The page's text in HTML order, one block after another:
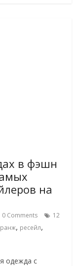
в фэшн
на
0 Comments
12
, ресейл,
одежда с